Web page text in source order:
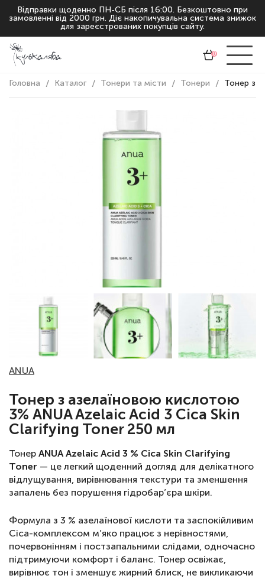
Відправки щоденно ПН-СБ після 16:00. Безкоштовно при
замовленні від 2000 грн. Діє накопичувальна система знижок
для зареєстрованих покупців сайту.
0
Головна Каталог Тонери та місти Тонери Тонер з
ANUA
Тонер з азелаїновою кислотою
3% ANUA Azelaic Acid 3 Cica Skin
Clarifying Toner 250 мл
Тонер ANUA Azelaic Acid 3 % Cica Skin Clarifying
Toner — це легкий щоденний догляд для делікатного
відлущування, вирівнювання текстури та зменшення
запалень без порушення гідробар’єра шкіри.
Формула з 3 % азелаїнової кислоти та заспокійливим
Cica-комплексом м’яко працює з нерівностями,
почервонінням і постзапальними слідами, одночасно
підтримуючи комфорт і баланс. Тонер освіжає,
вирівнює тон і зменшує жирний блиск, не викликаючи